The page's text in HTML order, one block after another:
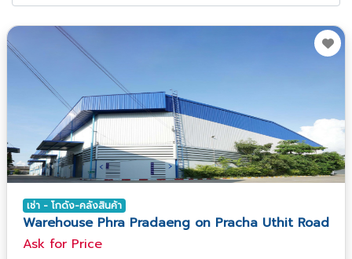
เช่า - โกดัง-คลังสินค้า
Warehouse Phra Pradaeng on Pracha Uthit Road
Ask​ for​ Price